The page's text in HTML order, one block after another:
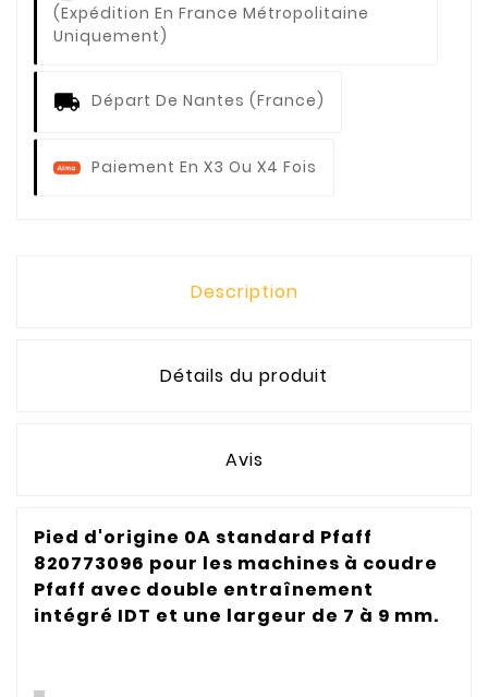
(expédition En France Métropolitaine
Uniquement)
Départ De Nantes (France)
Paiement En X3 Ou X4 Fois
Description
Détails du produit
Avis
Pied d'origine 0A standard Pfaff
820773096 pour les machines à coudre
Pfaff avec double entraînement
intégré IDT et une largeur de 7 à 9 mm.